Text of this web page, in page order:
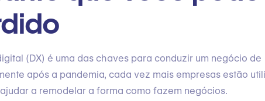
(DX) é uma das chaves para conduzir um negócio de
após a pandemia, cada vez mais empresas estão
a remodelar a forma como fazem negócios.